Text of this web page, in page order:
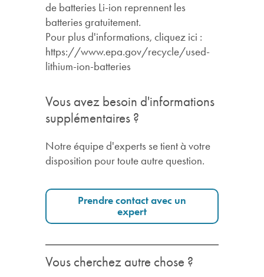
de batteries Li-ion reprennent les
batteries gratuitement.
Pour plus d'informations, cliquez ici :
https://www.epa.gov/recycle/used-
lithium-ion-batteries
Vous avez besoin d'informations
supplémentaires ?
Notre équipe d'experts se tient à votre
disposition pour toute autre question.
Prendre contact avec un
expert
Vous cherchez autre chose ?